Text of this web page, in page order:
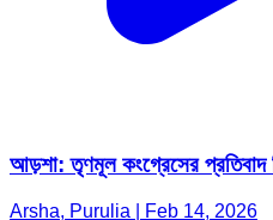
আড়শা: তৃণমূল কংগ্রেসের প্রতিবাদ
Arsha, Purulia | Feb 14, 2026